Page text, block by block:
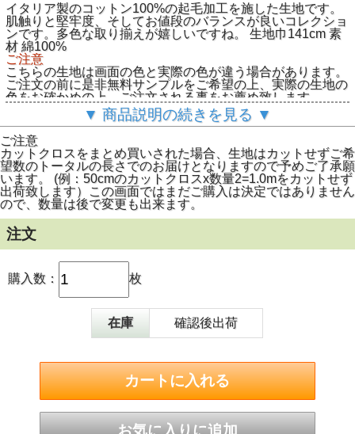
イタリア製のコットン100%の起毛加工を施した生地です。
肌触りと堅牢度、そしてお値段のバランスが良いコレクショ
ンです。多色な取り揃えが嬉しいですね。 生地巾141cm 素
材 綿100%
ご注意
こちらの生地は画面の色と実際の色が違う場合があります。
ご注文の前に是非無料サンプルをご希望の上、実際の生地の
色をお確かめの上、ご注文される事をお薦め致します。
(配送方法はクリックポストによるメール便と通常のヤマト
便が選べます。規定サイズ外の配送や折畳めない商品は通常
配送となります。予めご了承下さい。)
▼ 商品説明の続きを見る ▼
ご注意
カットクロスをまとめ買いされた場合、生地はカットせずご希
望数のトータルの長さでのお届けとなりますので予めご了承願
います。 (例：50cmのカットクロスx数量2=1.0mをカットせず
出荷致します）この画面ではまだご購入は決定ではありません
ので、数量は後で変更も出来ます。
注文
購入数： 枚
在庫 確認後出荷